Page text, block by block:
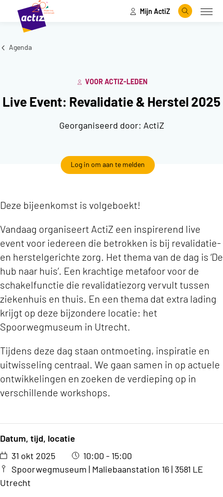
Naar hoofdinhoud
Naar menu Mijn ActiZ
Zoeken
Agenda
VOOR ACTIZ-LEDEN
Live Event: Revalidatie & Herstel 2025
Georganiseerd door: ActiZ
Log in om aan te melden
Deze bijeenkomst is volgeboekt!
Vandaag organiseert ActiZ een inspirerend live
event voor iedereen die betrokken is bij revalidatie-
en herstelgerichte zorg. Het thema van de dag is ‘De
hub naar huis’. Een krachtige metafoor voor de
schakelfunctie die revalidatiezorg vervult tussen
ziekenhuis en thuis. En een thema dat extra lading
krijgt op deze bijzondere locatie: het
Spoorwegmuseum in Utrecht.
Tijdens deze dag staan ontmoeting, inspiratie en
uitwisseling centraal. We gaan samen in op actuele
ontwikkelingen en zoeken de verdieping op in
verschillende workshops.
Datum, tijd, locatie
31 okt 2025
10:00 - 15:00
Spoorwegmuseum | Maliebaanstation 16 | 3581 LE
Utrecht